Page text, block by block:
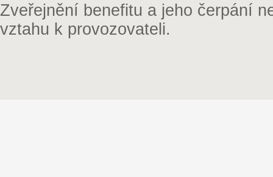
Zveřejnění benefitu a jeho čerpání
vztahu k provozovateli.